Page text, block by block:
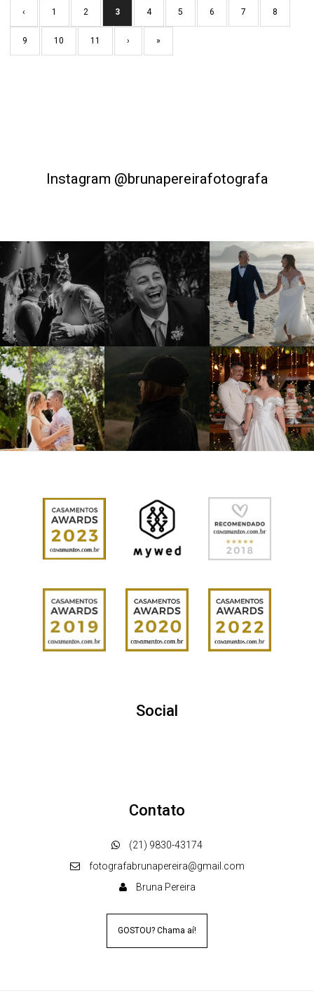
‹ 1 2 3 4 5 6 7 8
9 10 11 › »
Instagram @brunapereirafotografa
Social
Contato
(21) 9830-43174
fotografabrunapereira@gmail.com
Bruna Pereira
GOSTOU? Chama aí!